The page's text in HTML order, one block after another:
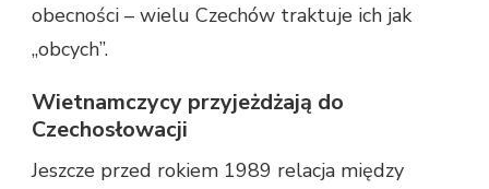
obecności – wielu Czechów traktuje ich jak
„obcych”.
Wietnamczycy przyjeżdżają do
Czechosłowacji
Jeszcze przed rokiem 1989 relacja między